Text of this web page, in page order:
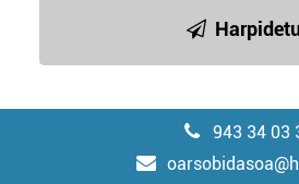
943 34 03